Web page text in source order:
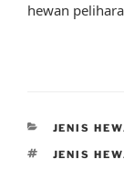
hewan
JENIS
TAGS
JENIS